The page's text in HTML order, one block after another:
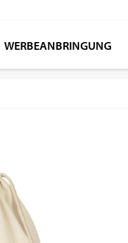
WERBEANBRINGUNG